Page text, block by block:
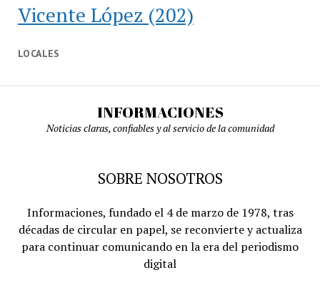
Vicente López (202)
LOCALES
INFORMACIONES
Noticias claras, confiables y al servicio de la comunidad
SOBRE NOSOTROS
Informaciones, fundado el 4 de marzo de 1978, tras
décadas de circular en papel, se reconvierte y actualiza
para continuar comunicando en la era del periodismo
digital